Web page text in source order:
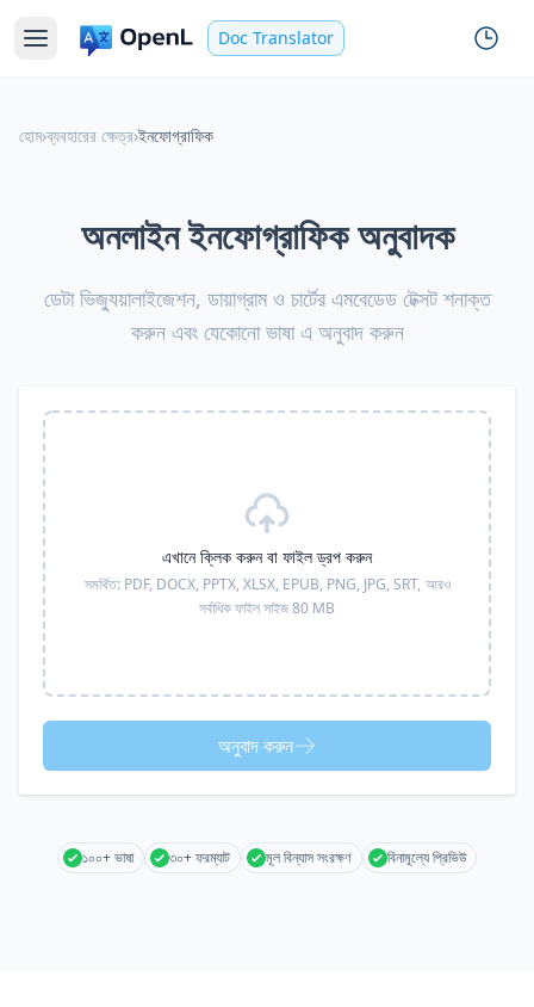
Doc Translator
হোম›ব্যবহারের ক্ষেত্র›ইনফোগ্রাফিক
অনলাইন ইনফোগ্রাফিক অনুবাদক
ডেটা ভিজ্যুয়ালাইজেশন, ডায়াগ্রাম ও চার্টের এমবেডেড টেক্সট শনাক্ত
করুন এবং যেকোনো ভাষা এ অনুবাদ করুন
এখানে ক্লিক করুন বা ফাইল ড্রপ করুন
সমর্থিত: PDF, DOCX, PPTX, XLSX, EPUB, PNG, JPG, SRT, আরও
সর্বাধিক ফাইল সাইজ 80 MB
অনুবাদ করুন
১০০+ ভাষা ৩০+ ফরম্যাট মূল বিন্যাস সংরক্ষণ বিনামূল্যে প্রিভিউ